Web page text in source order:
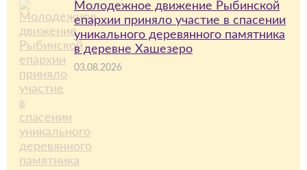
Молодежное движение Рыбинской
епархии приняло участие в спасении
уникального деревянного памятника
в деревне Хашезеро
03.08.2026